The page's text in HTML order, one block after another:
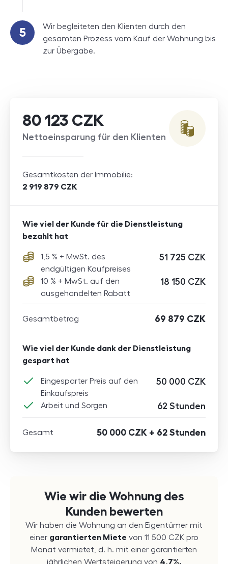
Wir begleiteten den Klienten durch den
gesamten Prozess vom Kauf der Wohnung bis
zur Übergabe.
Berechnung
Nettoeinsparung für den Klienten
80 123 CZK
Gesamtkosten der Immobilie
2 919 879 CZK
Wie viel der Kunde für die Dienstleistung
bezahlt hat
1,5 % + MwSt. des
endgültigen Kaufpreises
51 725 CZK
10 % + MwSt. auf den
ausgehandelten Rabatt
18 150 CZK
Gesamtbetrag 69 879 CZK
Wie viel der Kunde dank der Dienstleistung
gespart hat
Eingesparter Preis auf den
Einkaufspreis
50 000 CZK
Arbeit und Sorgen 62 Stunden
Gesamt 50 000 CZK + 62 Stunden
Wie wir die Wohnung des
Kunden bewerten
Wir haben die Wohnung an den Eigentümer mit
einer garantierten Miete von 11 500 CZK pro
Monat vermietet, d. h. mit einer garantierten
jährlichen Wertsteigerung von 4,7%.